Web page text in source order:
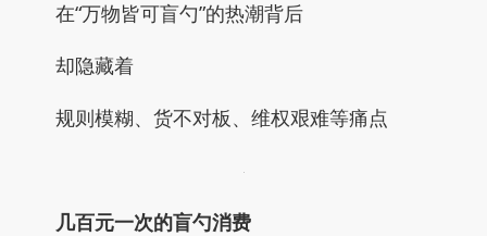
在“万物皆可盲勺”的热潮背后
却隐藏着
规则模糊、货不对板、维权艰难等痛点
几百元一次的盲勺消费